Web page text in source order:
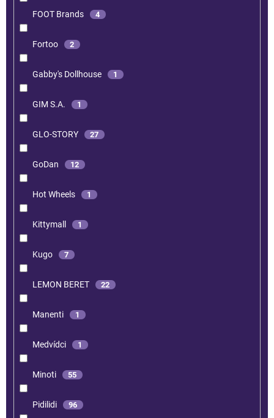
FOOT Brands 4
Fortoo 2
Gabby's Dollhouse 1
GIM S.A. 1
GLO-STORY 27
GoDan 12
Hot Wheels 1
Kittymall 1
Kugo 7
LEMON BERET 22
Manenti 1
Medvídci 1
Minoti 55
Pidilidi 96